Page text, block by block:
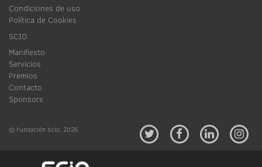
Condiciones de uso
Política de Cookies
SCIO
Manifiesto
Servicios
Premios
Contacto
Sponsors
© Fundación Scio, 2026